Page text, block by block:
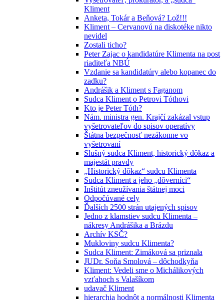
Kliment
Anketa, Tokár a Beňová? Lož!!!
Kliment – Cervanovú na diskotéke nikto
nevidel
Zostali ticho?
Peter Zajac o kandidatúre Klimenta na post
riaditeľa NBÚ
Vzdanie sa kandidatúry alebo kopanec do
zadku?
Andrášik a Kliment s Faganom
Sudca Kliment o Petrovi Tóthovi
Kto je Peter Tóth?
Nám. ministra gen. Krajčí zakázal vstup
vyšetrovateľov do spisov operatívy
Štátna bezpečnosť nezákonne vo
vyšetrovaní
Slušný sudca Kliment, historický dôkaz a
majestát pravdy
„Historický dôkaz“ sudcu Klimenta
Sudca Kliment a jeho „dôverníci“
Inštitút zneužívania štátnej moci
Odpočúvané cely
Ďalších 2500 strán utajených spisov
Jedno z klamstiev sudcu Klimenta –
nákresy Andrášika a Brázdu
Archív KSČ?
Mukloviny sudcu Klimenta?
Sudca Kliment: Zimáková sa priznala
JUDr. Soňa Smolová – dôchodkyňa
Kliment: Vedeli sme o Michálikových
vzťahoch s Valašíkom
udavač Kliment
hierarchia hodnôt a normálnosti Klimenta